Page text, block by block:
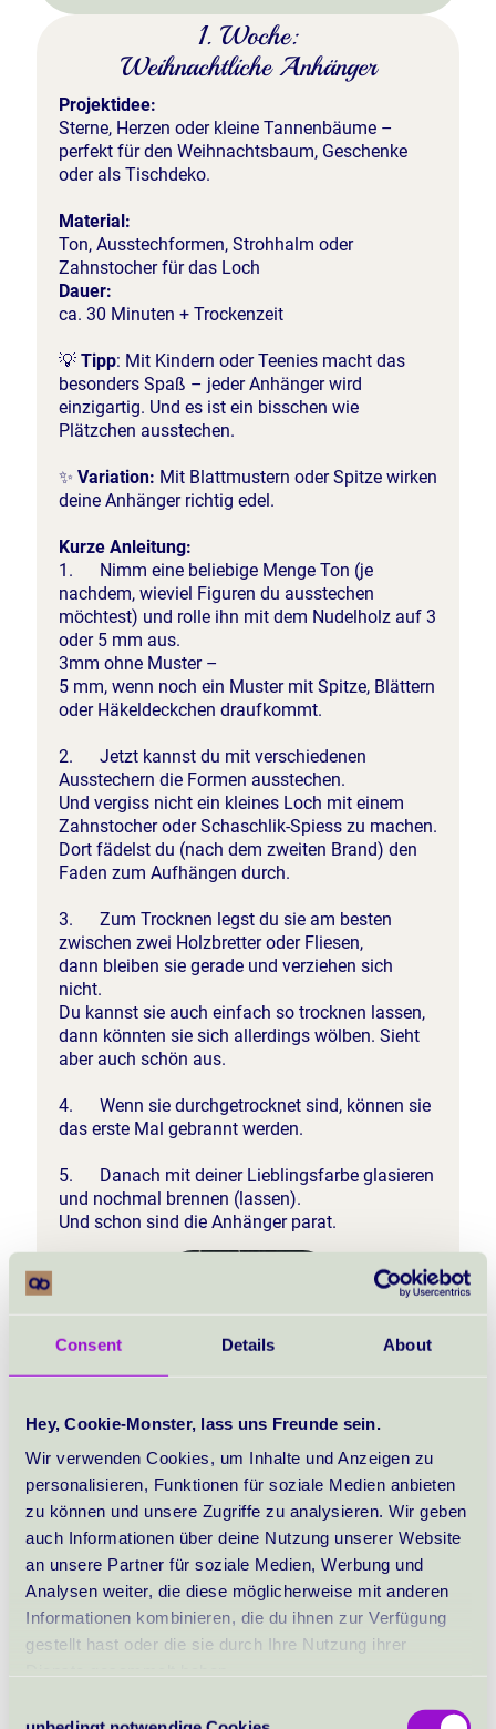
Consent Details About
Hey, Cookie-Monster, lass uns Freunde sein.
Wir verwenden Cookies, um Inhalte und Anzeigen zu
personalisieren, Funktionen für soziale Medien anbieten
zu können und unsere Zugriffe zu analysieren. Wir geben
auch Informationen über deine Nutzung unserer Website
an unsere Partner für soziale Medien, Werbung und
Analysen weiter, die diese möglicherweise mit anderen
Informationen kombinieren, die du ihnen zur Verfügung
gestellt hast oder die sie durch Ihre Nutzung ihrer
1. Woche:
Weihnachtliche Anhänger
Projektidee:
Sterne, Herzen oder kleine Tannenbäume –
perfekt für den Weihnachtsbaum, Geschenke
oder als Tischdeko.
Material:
Ton, Ausstechformen, Strohhalm oder
Zahnstocher für das Loch
Dauer:
ca. 30 Minuten + Trockenzeit
💡 Tipp: Mit Kindern oder Teenies macht das
besonders Spaß – jeder Anhänger wird
einzigartig. Und es ist ein bisschen wie
Plätzchen ausstechen.
✨ Variation: Mit Blattmustern oder Spitze wirken
deine Anhänger richtig edel.
Kurze Anleitung:
1. Nimm eine beliebige Menge Ton (je
nachdem, wieviel Figuren du ausstechen
möchtest) und rolle ihn mit dem Nudelholz auf 3
oder 5 mm aus.
3mm ohne Muster –
5 mm, wenn noch ein Muster mit Spitze, Blättern
oder Häkeldeckchen draufkommt.
2. Jetzt kannst du mit verschiedenen
Ausstechern die Formen ausstechen.
Und vergiss nicht ein kleines Loch mit einem
Zahnstocher oder Schaschlik-Spiess zu machen.
Dort fädelst du (nach dem zweiten Brand) den
Faden zum Aufhängen durch.
3. Zum Trocknen legst du sie am besten
zwischen zwei Holzbretter oder Fliesen,
dann bleiben sie gerade und verziehen sich
nicht.
Du kannst sie auch einfach so trocknen lassen,
dann könnten sie sich allerdings wölben. Sieht
aber auch schön aus.
4. Wenn sie durchgetrocknet sind, können sie
das erste Mal gebrannt werden.
5. Danach mit deiner Lieblingsfarbe glasieren
und nochmal brennen (lassen).
Und schon sind die Anhänger parat.